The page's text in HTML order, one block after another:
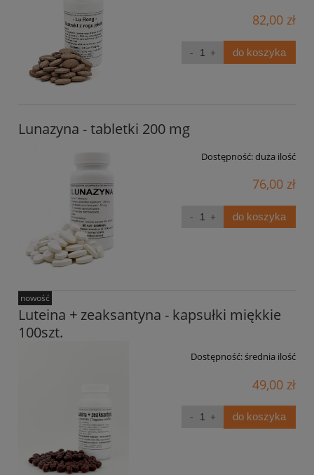
82,00 zł
do koszyka
Lunazyna - tabletki 200 mg
Dostępność:duża ilość
76,00 zł
do koszyka
Luteina + zeaksantyna - kapsułki miękkie
100szt.
Dostępność:średnia ilość
49,00 zł
do koszyka
nowość